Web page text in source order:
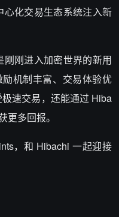
化交易生态系统注入新
刚进入加密世界的新用
机制丰富、交易体验优
速交易，还能通过 Hiba
多回报。
，和 Hibachi 一起迎接